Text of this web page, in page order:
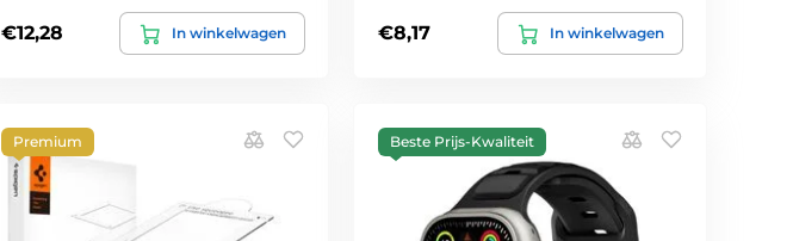
€12,28 In winkelwagen €8,17 In winkelwagen
Premium Beste Prijs-Kwaliteit